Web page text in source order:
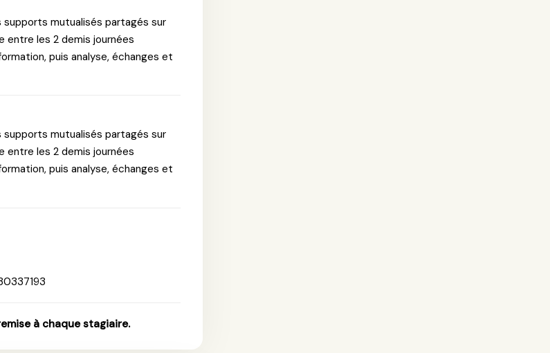
mutualisés partagés sur
entre les 2 demis journées
puis analyse, échanges et
mutualisés partagés sur
entre les 2 demis journées
puis analyse, échanges et
à chaque stagiaire.